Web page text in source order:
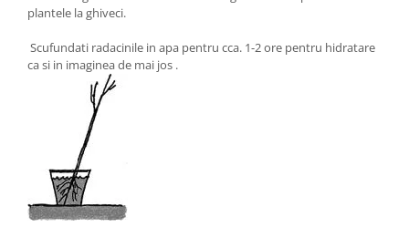
plantele la ghiveci.
Scufundati radacinile in apa pentru cca. 1-2 ore pentru hidratare
ca si in imaginea de mai jos .